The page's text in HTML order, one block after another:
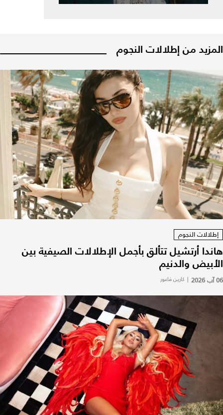
المزيد من إطلالات النجوم
إطلالات النجوم
هاندا أرتشيل تتألق بأجمل الإطلالات الصيفية بين
الأبيض والدنيم
06 آب 2026 | كارين فاعور